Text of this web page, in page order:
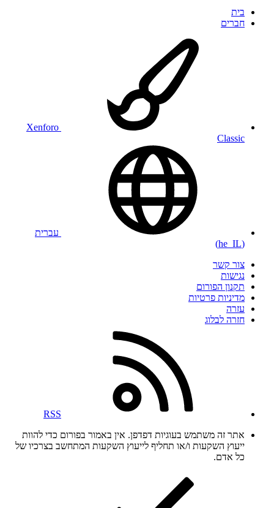
בית
חברים
Xenforo
Classic
עברית
(he_IL)
צור קשר
נגישות
תקנון הפורום
מדיניות פרטיות
עזרה
חזרה לבלוג
RSS
אתר זה משתמש בעוגיות דפדפן. אין באמור בפורום כדי להוות
ייעוץ השקעות ו/או תחליף לייעוץ השקעות המתחשב בצרכיו של
כל אדם.